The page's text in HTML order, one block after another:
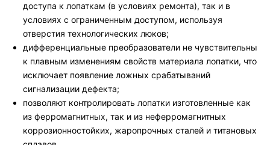
доступа к лопаткам (в условиях ремонта), так и в
условиях с ограниченным доступом, используя
отверстия технологических люков;
дифференциальные преобразователи не чувствительны
к плавным изменениям свойств материала лопатки, что
исключает появление ложных срабатываний
сигнализации дефекта;
позволяют контролировать лопатки изготовленные как
из ферромагнитных, так и из неферромагнитных
коррозионностойких, жаропрочных сталей и титановых